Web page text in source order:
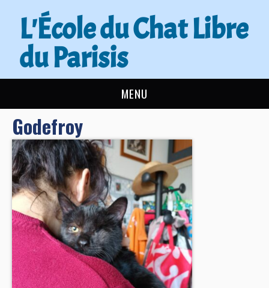
L'École du Chat Libre
du Parisis
MENU
L’ÉCOLE DU CHAT
ACTUALITÉS
ADOPTER
NOUS AIDER
CONTACT
BOUTIQUE
Godefroy